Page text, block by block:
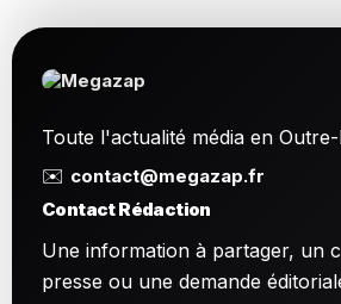
Toute l'actualité média en
✉️ contact@megazap.fr
Contact Rédaction
Une information à partager, un
presse ou une demande